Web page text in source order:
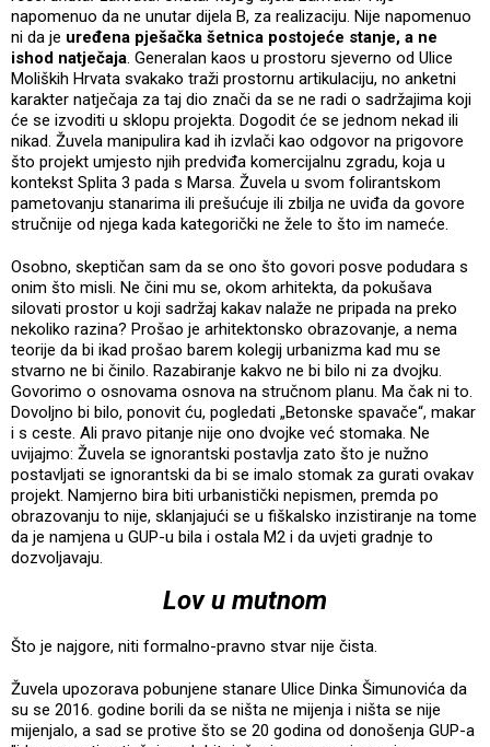
napomenuo da ne unutar dijela B, za realizaciju. Nije napomenuo
ni da je uređena pješačka šetnica postojeće stanje, a ne
ishod natječaja . Generalan kaos u prostoru sjeverno od Ulice
Moliških Hrvata svakako traži prostornu artikulaciju, no anketni
karakter natječaja za taj dio znači da se ne radi o sadržajima koji
će se izvoditi u sklopu projekta. Dogodit će se jednom nekad ili
nikad. Žuvela manipulira kad ih izvlači kao odgovor na prigovore
što projekt umjesto njih predviđa komercijalnu zgradu, koja u
kontekst Splita 3 pada s Marsa. Žuvela u svom folirantskom
pametovanju stanarima ili prešućuje ili zbilja ne uviđa da govore
stručnije od njega kada kategorički ne žele to što im nameće.
Osobno, skeptičan sam da se ono što govori posve podudara s
onim što misli. Ne čini mu se, okom arhitekta, da pokušava
silovati prostor u koji sadržaj kakav nalaže ne pripada na preko
nekoliko razina? Prošao je arhitektonsko obrazovanje, a nema
teorije da bi ikad prošao barem kolegij urbanizma kad mu se
stvarno ne bi činilo. Razabiranje kakvo ne bi bilo ni za dvojku.
Govorimo o osnovama osnova na stručnom planu. Ma čak ni to.
Dovoljno bi bilo, ponovit ću, pogledati „Betonske spavače“, makar
i s ceste. Ali pravo pitanje nije ono dvojke već stomaka. Ne
uvijajmo: Žuvela se ignorantski postavlja zato što je nužno
postavljati se ignorantski da bi se imalo stomak za gurati ovakav
projekt. Namjerno bira biti urbanistički nepismen, premda po
obrazovanju to nije, sklanjajući se u fiškalsko inzistiranje na tome
da je namjena u GUP-u bila i ostala M2 i da uvjeti gradnje to
dozvoljavaju.
Lov u mutnom
Što je najgore, niti formalno-pravno stvar nije čista.
Žuvela upozorava pobunjene stanare Ulice Dinka Šimunovića da
su se 2016. godine borili da se ništa ne mijenja i ništa se nije
mijenjalo, a sad se protive što se 20 godina od donošenja GUP-a